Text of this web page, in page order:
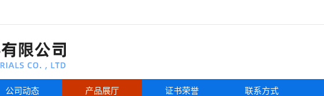
公司动态 产品展厅 证书荣誉 联系方式